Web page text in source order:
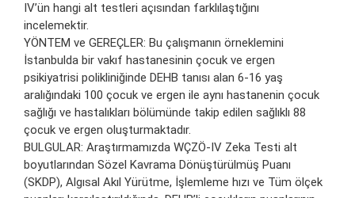
IV’ün hangi alt testleri açısından farklılaştığını
incelemektir.
YÖNTEM ve GEREÇLER: Bu çalışmanın örneklemini
İstanbulda bir vakıf hastanesinin çocuk ve ergen
psikiyatrisi polikliniğinde DEHB tanısı alan 6-16 yaş
aralığındaki 100 çocuk ve ergen ile aynı hastanenin çocuk
sağlığı ve hastalıkları bölümünde takip edilen sağlıklı 88
çocuk ve ergen oluşturmaktadır.
BULGULAR: Araştırmamızda WÇZÖ-IV Zeka Testi alt
boyutlarından Sözel Kavrama Dönüştürülmüş Puanı
(SKDP), Algısal Akıl Yürütme, İşlemleme hızı ve Tüm ölçek